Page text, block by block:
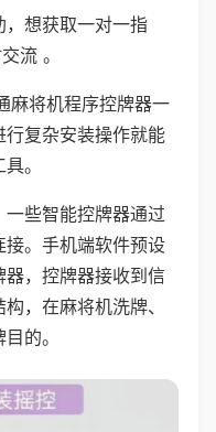
想获取一对一指
流 。
麻将机程序控牌器一
复杂安装操作就能
。
些智能控牌器通过
。手机端软件预设
，控牌器接收到信
，在麻将机洗牌、
的。